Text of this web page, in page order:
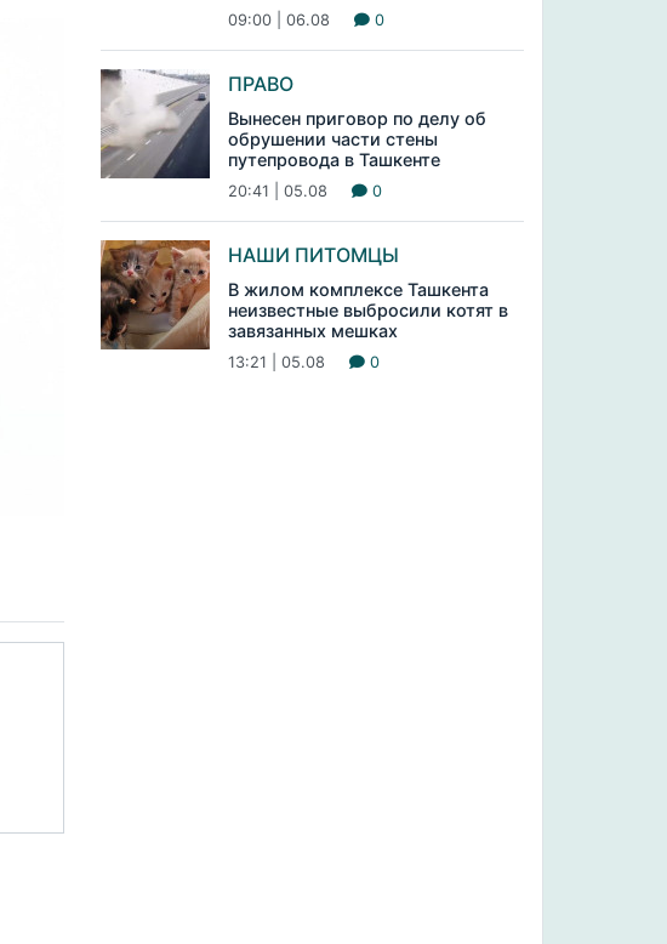
09:00 | 06.08 0
ПРАВО
Вынесен приговор по делу об
обрушении части стены
путепровода в Ташкенте
20:41 | 05.08 0
НАШИ ПИТОМЦЫ
В жилом комплексе Ташкента
неизвестные выбросили котят в
завязанных мешках
13:21 | 05.08 0